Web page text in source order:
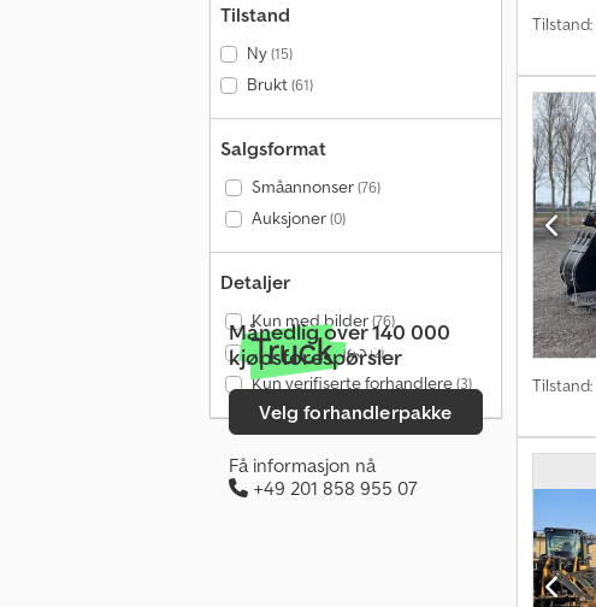
Tilstand
Ny(15)
Brukt(61)
Salgsformat
Småannonser(76)
Auksjoner(0)
Detaljer
Kun med bilder(76)
Kun med video(2)
Kun verifiserte forhandlere(3)
Månedlig over 140 000
kjøpsforespørsler
Velg forhandlerpakke
Få informasjon nå
+49 201 858 955 07
Tilstand:
Tilstand: